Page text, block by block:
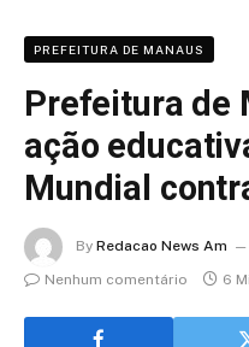
PREFEITURA DE MANAUS
Prefeitura de
ação
Mundial
By Redacao News Am
Nenhum comentário
6